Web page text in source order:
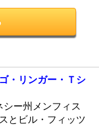
・リンガー・Ｔシ
ー州メンフィス
とビル・フィッツ